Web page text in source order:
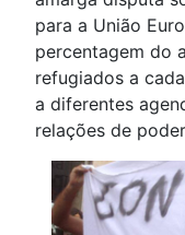
para a União
percentagem do
refugiados a
a diferentes
relações de